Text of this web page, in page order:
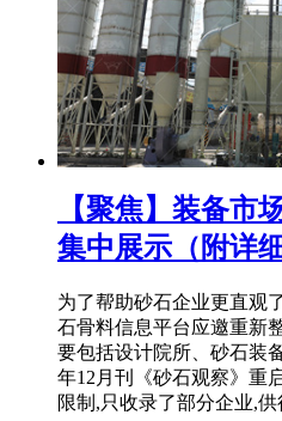
【聚焦】装备市
集中展示（附详
为了帮助砂石企业更直观
石骨料信息平台应邀重新
要包括设计院所、砂石装
年12月刊《砂石观察》重
限制,只收录了部分企业,供